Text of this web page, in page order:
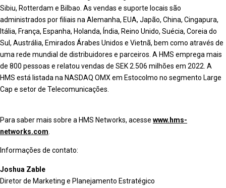
Sibiu, Rotterdam e Bilbao. As vendas e suporte locais são
administrados por filiais na Alemanha, EUA, Japão, China, Cingapura,
Itália, França, Espanha, Holanda, Índia, Reino Unido, Suécia, Coreia do
Sul, Austrália, Emirados Árabes Unidos e Vietnã, bem como através de
uma rede mundial de distribuidores e parceiros. A HMS emprega mais
de 800 pessoas e relatou vendas de SEK 2.506 milhões em 2022. A
HMS está listada na NASDAQ OMX em Estocolmo no segmento Large
Cap e setor de Telecomunicações.
Para saber mais sobre a HMS Networks, acesse www.hms-
networks.com.
Informações de contato:
Joshua Zable
Diretor de Marketing e Planejamento Estratégico